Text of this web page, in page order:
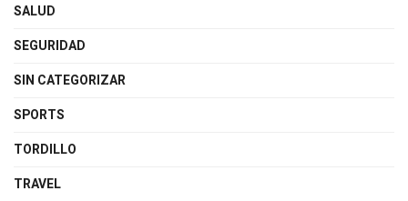
SALUD
SEGURIDAD
SIN CATEGORIZAR
SPORTS
TORDILLO
TRAVEL